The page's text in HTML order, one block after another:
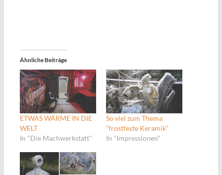
Ähnliche Beiträge
ETWAS WÄRME IN DIE
WELT
In "Die Machwerkstatt"
So viel zum Thema
“frostfeste Keramik”
In "Impressionen"